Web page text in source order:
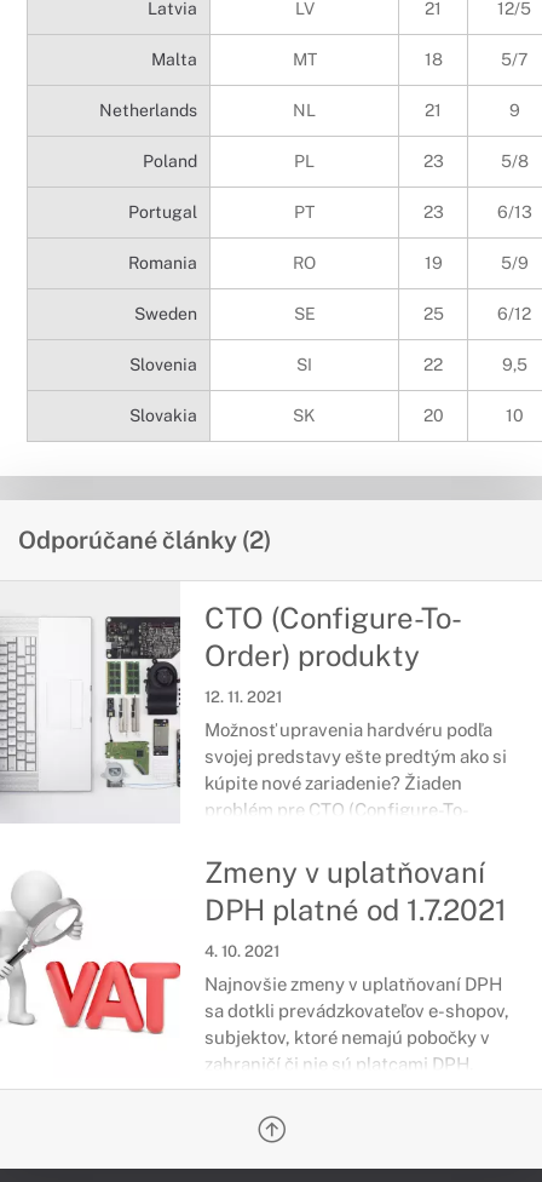
Latvia LV 21 12/5
Malta MT 18 5/7
Netherlands NL 21 9
Poland PL 23 5/8
Portugal PT 23 6/13
Romania RO 19 5/9
Sweden SE 25 6/12
Slovenia SI 22 9,5
Slovakia SK 20 10
Odporúčané články (2)
CTO (Configure-To-
Order) produkty
12. 11. 2021
Možnosť upravenia hardvéru podľa
svojej predstavy ešte predtým ako si
kúpite nové zariadenie? Žiaden
problém pre CTO (Configure-To-
pokiaľ to umožňuje aj konkrétna
konfigurácia.
Zmeny v uplatňovaní
DPH platné od 1.7.2021
4. 10. 2021
Najnovšie zmeny v uplatňovaní DPH
sa dotkli prevádzkovateľov e-shopov,
subjektov, ktoré nemajú pobočky v
zahraničí či nie sú platcami DPH.